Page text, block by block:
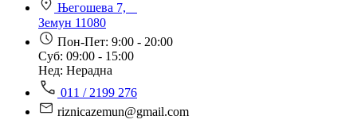
Његошева 7,
Земун 11080
Пон-Пет: 9:00 - 20:00
Суб: 09:00 - 15:00
Нед: Нерадна
011 / 2199 276
riznicazemun@gmail.com